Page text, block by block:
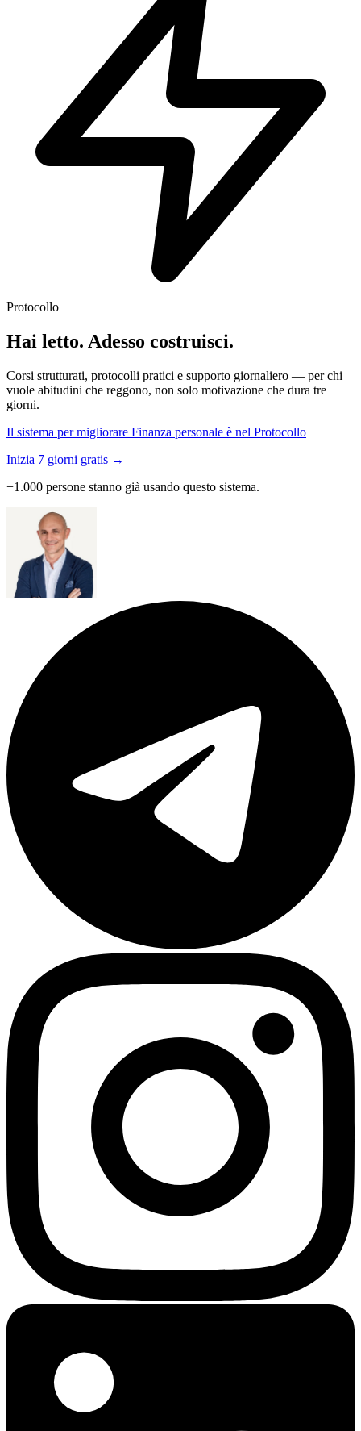
Protocollo
Hai letto. Adesso costruisci.
Corsi strutturati, protocolli pratici e supporto giornaliero — per chi
vuole abitudini che reggono, non solo motivazione che dura tre
giorni.
Il sistema per migliorare Finanza personale è nel Protocollo
Inizia 7 giorni gratis →
+1.000 persone stanno già usando questo sistema.